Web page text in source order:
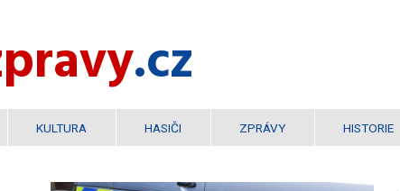
.cz
KULTURA HASIČI ZPRÁVY HISTORIE